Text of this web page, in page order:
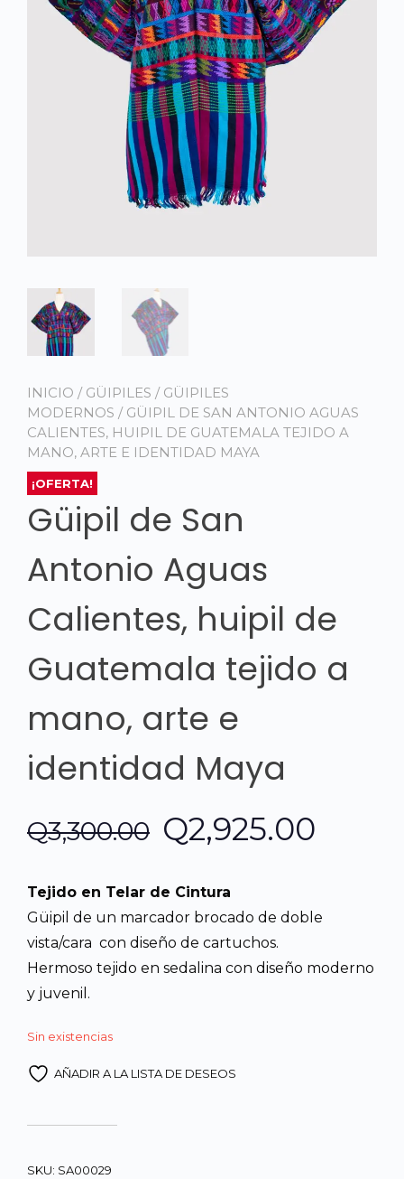
INICIO / GÜIPILES / GÜIPILES
MODERNOS / GÜIPIL DE SAN ANTONIO AGUAS
CALIENTES, HUIPIL DE GUATEMALA TEJIDO A
MANO, ARTE E IDENTIDAD MAYA
¡OFERTA!
Güipil de San
Antonio Aguas
Calientes, huipil de
Guatemala tejido a
mano, arte e
identidad Maya
Q3,300.00 El
precio
original
era:
Q2,925.00
es:
Tejido en Telar de Cintura
Güipil de un marcador brocado de doble
vista/cara con diseño de cartuchos.
Hermoso tejido en sedalina con diseño moderno
y juvenil.
Sin existencias
AÑADIR A LA LISTA DE DESEOS
SKU: SA00029